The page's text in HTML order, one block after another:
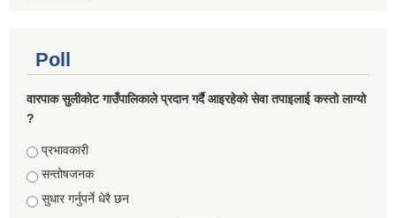
Poll
वारपाक सुलीकोट गाउँपालिकाले प्रदान गर्दै आइरहेको सेवा तपाइलाई कस्तो लाग्यो
?
Choices
प्रभावकारी
सन्तोषजनक
सुधार गर्नुपर्ने धेरै छन